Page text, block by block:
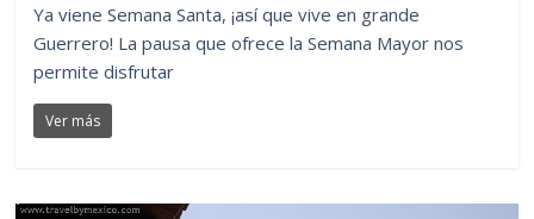
Ya viene Semana Santa, ¡así que vive en grande
Guerrero! La pausa que ofrece la Semana Mayor nos
permite disfrutar
Ver más